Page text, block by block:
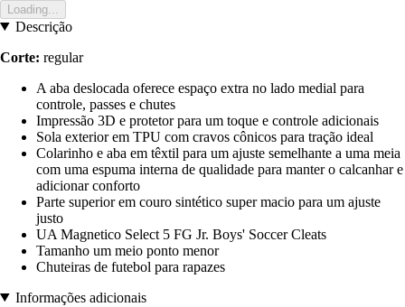
Loading...
Descrição
Corte: regular
A aba deslocada oferece espaço extra no lado medial para
controle, passes e chutes
Impressão 3D e protetor para um toque e controle adicionais
Sola exterior em TPU com cravos cônicos para tração ideal
Colarinho e aba em têxtil para um ajuste semelhante a uma meia
com uma espuma interna de qualidade para manter o calcanhar e
adicionar conforto
Parte superior em couro sintético super macio para um ajuste
justo
UA Magnetico Select 5 FG Jr. Boys' Soccer Cleats
Tamanho um meio ponto menor
Chuteiras de futebol para rapazes
Informações adicionais